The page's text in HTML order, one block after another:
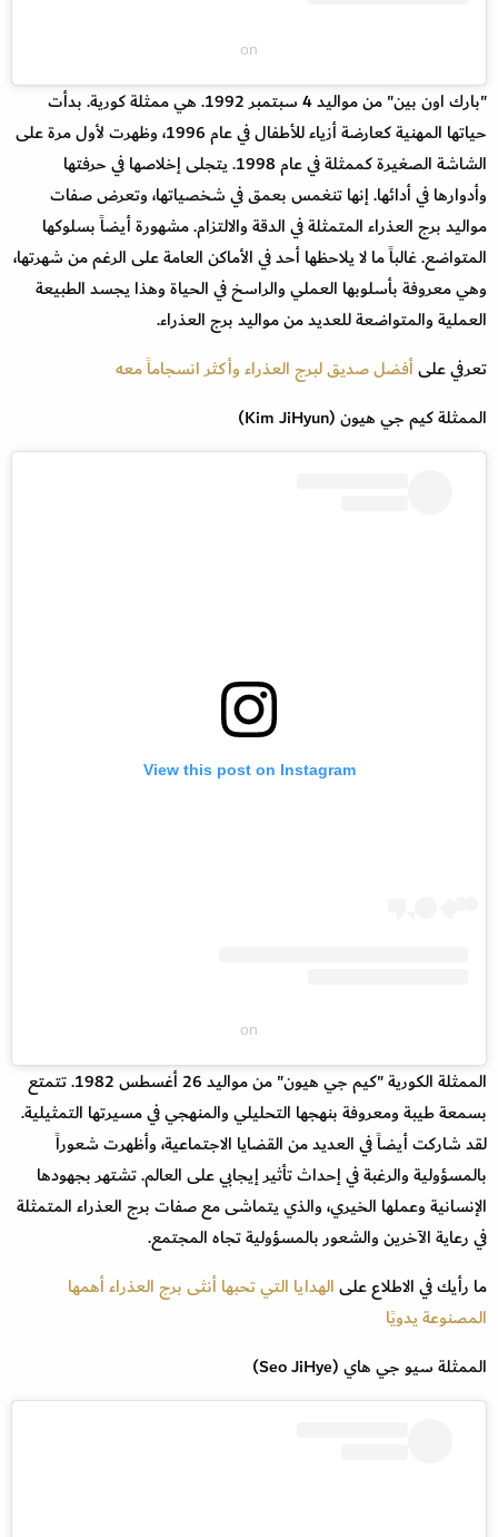
on
"بارك اون بين" من مواليد 4 سبتمبر 1992. هي ممثلة كورية. بدأت
حياتها المهنية كعارضة أزياء للأطفال في عام 1996، وظهرت لأول مرة على
الشاشة الصغيرة كممثلة في عام 1998. يتجلى إخلاصها في حرفتها
وأدوارها في أدائها. إنها تنغمس بعمق في شخصياتها، وتعرض صفات
مواليد برج العذراء المتمثلة في الدقة والالتزام. مشهورة أيضاً بسلوكها
المتواضع. غالباً ما لا يلاحظها أحد في الأماكن العامة على الرغم من شهرتها،
وهي معروفة بأسلوبها العملي والراسخ في الحياة وهذا يجسد الطبيعة
العملية والمتواضعة للعديد من مواليد برج العذراء.
تعرفي علىأفضل صديق لبرج العذراء وأكثر انسجاماً معه
الممثلة كيم جي هيون (Kim JiHyun)
View this post on Instagram
on
الممثلة الكورية "كيم جي هيون" من مواليد 26 أغسطس 1982. تتمتع
بسمعة طيبة ومعروفة بنهجها التحليلي والمنهجي في مسيرتها التمثيلية.
لقد شاركت أيضاً في العديد من القضايا الاجتماعية، وأظهرت شعوراً
بالمسؤولية والرغبة في إحداث تأثير إيجابي على العالم. تشتهر بجهودها
الإنسانية وعملها الخيري، والذي يتماشى مع صفات برج العذراء المتمثلة
في رعاية الآخرين والشعور بالمسؤولية تجاه المجتمع.
ما رأيك في الاطلاع علىالهدايا التي تحبها أنثى برج العذراء أهمها
المصنوعة يدويًا
الممثلة سيو جي هاي (Seo JiHye)